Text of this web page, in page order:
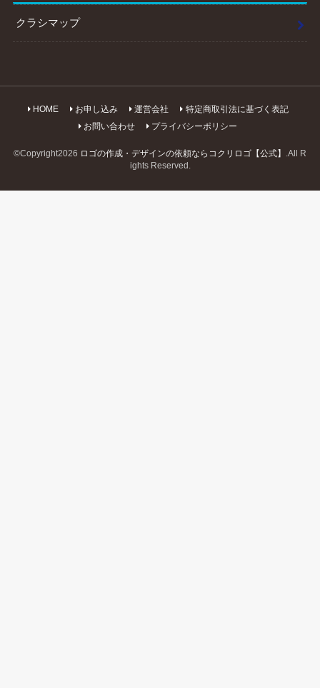
クラシマップ
HOME お申し込み 運営会社
特定商取引法に基づく表記
お問い合わせ
プライバシーポリシー
©Copyright2026 ロゴの作成・デザインの依頼ならコクリロゴ【公式】
.All R
ights Reserved.